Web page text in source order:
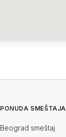
PONUDA SMEŠTAJA
Beograd smeštaj